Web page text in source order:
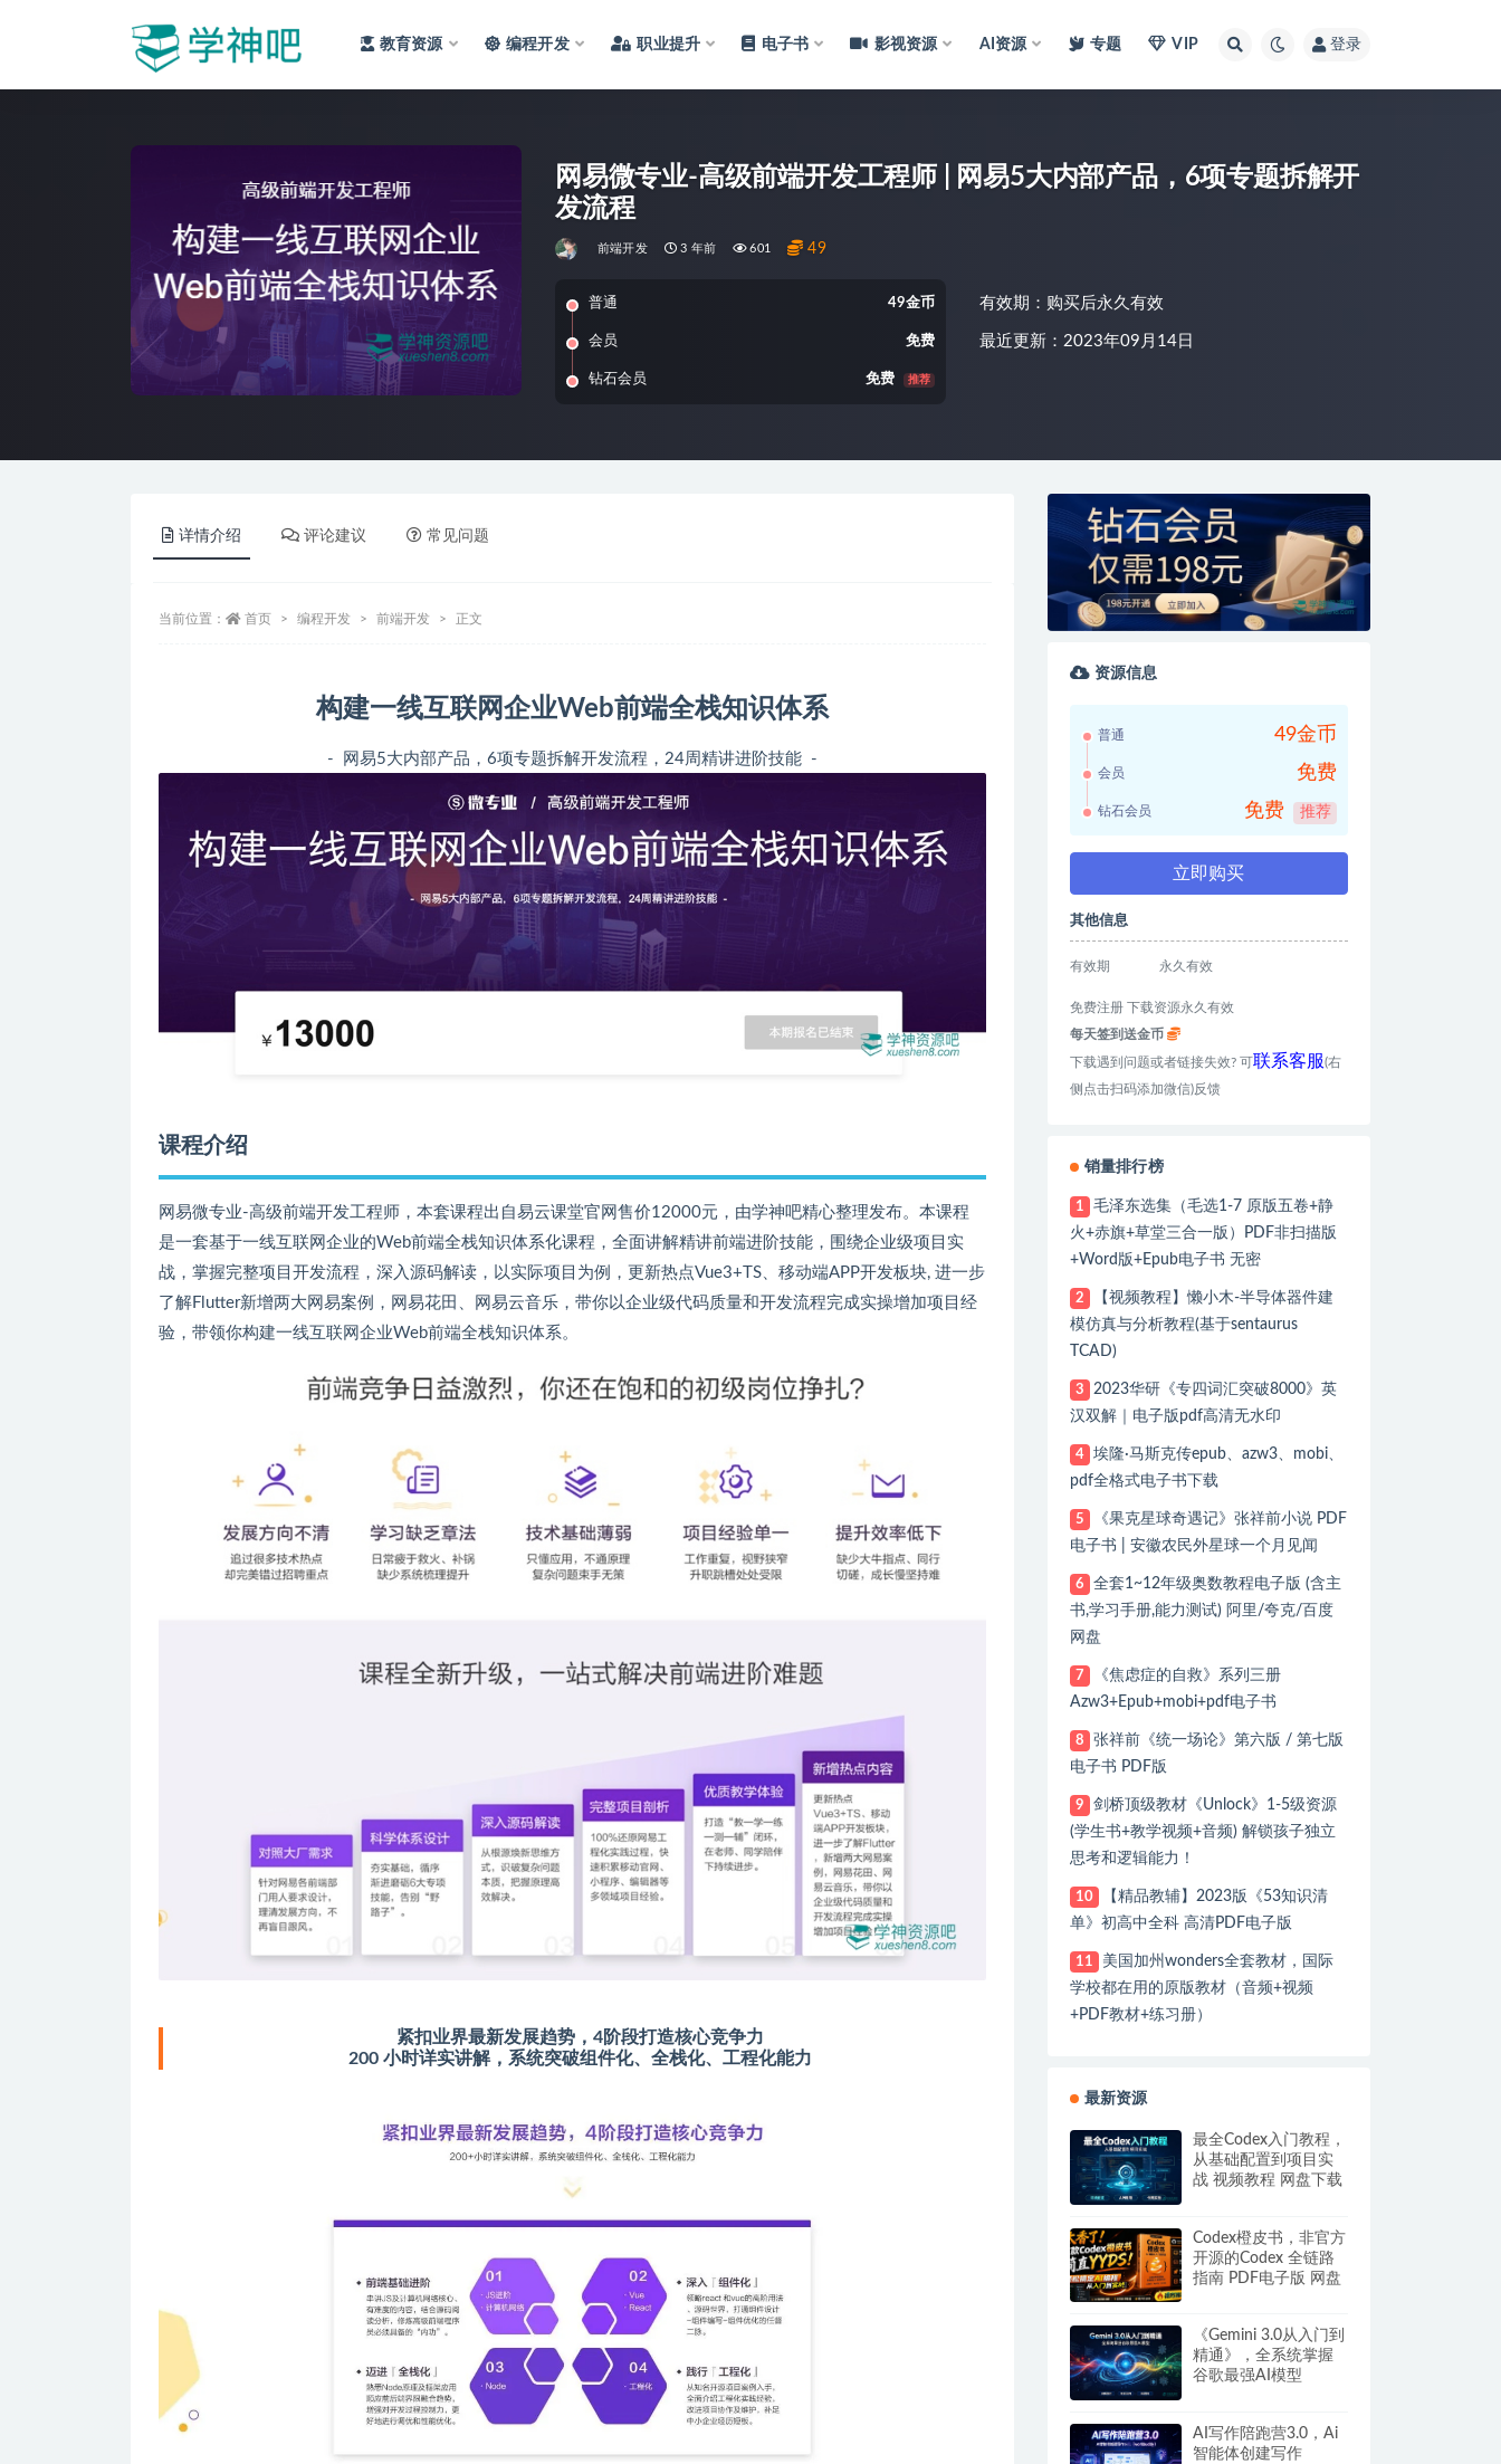
教育资源 编程开发 职业提升 电子书 影视资源 AI资源 专题 VIP 登录
网易微专业-高级前端开发工程师 | 网易5大内部产品，6项专题拆解开
发流程
前端开发 3 年前 601 49
普通 49金币
会员 免费
钻石会员 免费 推荐
有效期：购买后永久有效
最近更新：2023年09月14日
详情介绍 评论建议 常见问题
当前位置： 首页 编程开发 前端开发 正文
构建一线互联网企业Web前端全栈知识体系
- 网易5大内部产品，6项专题拆解开发流程，24周精讲进阶技能 -
课程介绍
网易微专业-高级前端开发工程师，本套课程出自易云课堂官网售价12000元，由学神吧精心整理发布。本课程
是一套基于一线互联网企业的Web前端全栈知识体系化课程，全面讲解精讲前端进阶技能，围绕企业级项目实
战，掌握完整项目开发流程，深入源码解读，以实际项目为例，更新热点Vue3+TS、移动端APP开发板块, 进一步
了解Flutter新增两大网易案例，网易花田、网易云音乐，带你以企业级代码质量和开发流程完成实操增加项目经
验，带领你构建一线互联网企业Web前端全栈知识体系。
紧扣业界最新发展趋势，4阶段打造核心竞争力
200 小时详实讲解，系统突破组件化、全栈化、工程化能力
资源信息
普通 49金币
会员 免费
钻石会员 免费 推荐
立即购买
其他信息
有效期 永久有效
免费注册 下载资源永久有效
每天签到送金币
下载遇到问题或者链接失效? 可联系客服(右
侧点击扫码添加微信)反馈
销量排行榜
1
毛泽东选集（毛选1-7 原版五卷+静
火+赤旗+草堂三合一版）PDF非扫描版
+Word版+Epub电子书 无密
2
【视频教程】懒小木-半导体器件建
模仿真与分析教程(基于sentaurus
TCAD)
3
2023华研《专四词汇突破8000》英
汉双解｜电子版pdf高清无水印
4
埃隆·马斯克传epub、azw3、mobi、
pdf全格式电子书下载
5
《果克星球奇遇记》张祥前小说 PDF
电子书 | 安徽农民外星球一个月见闻
6
全套1~12年级奥数教程电子版 (含主
书,学习手册,能力测试) 阿里/夸克/百度
网盘
7
《焦虑症的自救》系列三册
Azw3+Epub+mobi+pdf电子书
8
张祥前《统一场论》第六版 / 第七版
电子书 PDF版
9
剑桥顶级教材《Unlock》1-5级资源
(学生书+教学视频+音频) 解锁孩子独立
思考和逻辑能力！
10
【精品教辅】2023版《53知识清
单》初高中全科 高清PDF电子版
11
美国加州wonders全套教材，国际
学校都在用的原版教材（音频+视频
+PDF教材+练习册）
最新资源
最全Codex入门教程，
从基础配置到项目实
战 视频教程 网盘下载
Codex橙皮书，非官方
开源的Codex 全链路
指南 PDF电子版 网盘
《Gemini 3.0从入门到
精通》，全系统掌握
谷歌最强AI模型
AI写作陪跑营3.0，Ai
智能体创建写作